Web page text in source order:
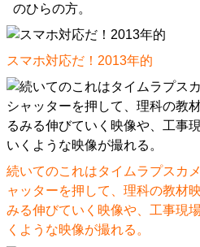
のひらの方。
スマホ対応だ！2013年的
続いてのこれはタイムラプスカ
ャッターを押して、理科の教材
みる伸びていく映像や、工事現
くような映像が撮れる。